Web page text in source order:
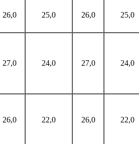
26,0 25,0 26,0 25,0
27,0 24,0 27,0 24,0
26,0 22,0 26,0 22,0